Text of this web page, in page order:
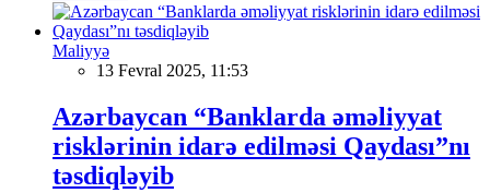
Maliyyə
13 Fevral 2025, 11:53
Azərbaycan “Banklarda əməliyyat
risklərinin idarə edilməsi Qaydası”nı
təsdiqləyib